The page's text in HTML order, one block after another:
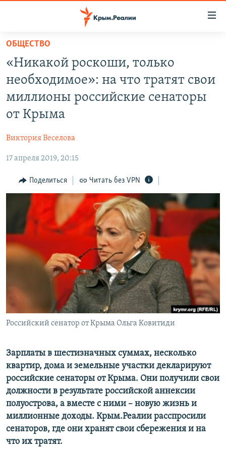
Вернуться
основному
содержанию
главной
Вернутся
СПЕЦПРОЕКТЫ
КАРТА ВОЕННЫХ ОБЪЕКТОВ КРЫМА
ИСТОРИЯ
ИНТЕРАКТИВ
ИНФОГРАФИКА
ТЕЛЕПРОЕКТ КРЫМ.РЕАЛИИ
СОВЕТЫ ПРАВОЗАЩИТНИКОВ
ПРОПАВШИЕ БЕЗ ВЕСТИ
ПОБЕДИТЕЛЕЙ НЕ СУДЯТ?
КРЫМ.НЕПОКОРЕННЫЙ
УКРАИНСКАЯ ПРОБЛЕМА КРЫМА
РАДІО СВОБОДА
КАК ОБОЙТИ БЛОКИРОВКУ
Qırımtatar
ПРИСОЕДИНЯЙТЕСЬ!
Все сайты RFE/RL
ОБЩЕСТВО
«Никакой роскоши, только
необходимое»: на что тратят свои
миллионы российские сенаторы
от Крыма
Виктория Веселова
17 апреля 2019, 20:15
Поделиться Читать без VPN
Российский сенатор от Крыма Ольга Ковитиди
Зарплаты в шестизначных суммах, несколько
квартир, дома и земельные участки декларируют
российские сенаторы от Крыма. Они получили свои
должности в результате российской аннексии
полуострова, а вместе с ними – новую жизнь и
миллионные доходы. Крым.Реалии расспросили
сенаторов, где они хранят свои сбережения и на
что их тратят.